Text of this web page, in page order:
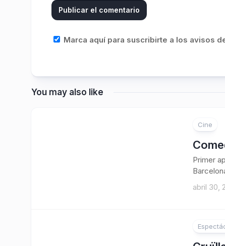
Marca aquí para suscribirte a los avisos
You may also like
Cine
Primer
abril 30,